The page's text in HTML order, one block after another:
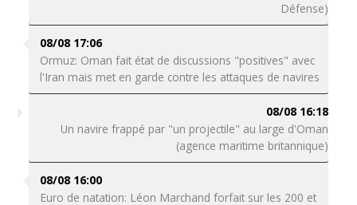
Défense)
08/08 17:06
Ormuz: Oman fait état de discussions "positives" avec
l'Iran mais met en garde contre les attaques de navires
08/08 16:18
Un navire frappé par "un projectile" au large d'Oman
(agence maritime britannique)
08/08 16:00
Euro de natation: Léon Marchand forfait sur les 200 et